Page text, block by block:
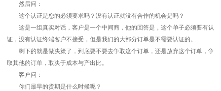
然后问：
这个认证是您的必须要求吗？没有认证就没有合作的机会是吗？
这是一组真实对话，客户是一个中间商，他的回答是，这个单子必须要有认
证，没有认证终端客户不接受，但是我们的大部分订单是不需要认证的。
剩下的就是做决策了，到底要不要去争取这个订单，还是放弃这个订单，争
取其他的订单，取决于成本与产出比。
客户问：
你们最早的货期是什么时候呢？